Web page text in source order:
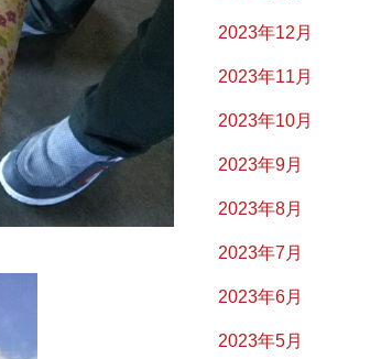
2023年12月
2023年11月
2023年10月
2023年9月
2023年8月
2023年7月
2023年6月
2023年5月